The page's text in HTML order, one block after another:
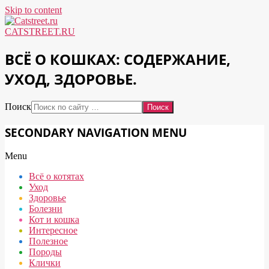
Skip to content
CATSTREET.RU
ВСЁ О КОШКАХ: СОДЕРЖАНИЕ,
УХОД, ЗДОРОВЬЕ.
Поиск
SECONDARY NAVIGATION MENU
Menu
Всё о котятах
Уход
Здоровье
Болезни
Кот и кошка
Интересное
Полезное
Породы
Клички